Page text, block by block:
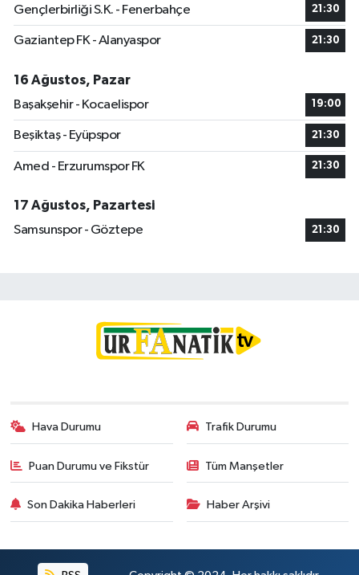
Gençlerbirliği S.K. - Fenerbahçe 21:30
Gaziantep FK - Alanyaspor 21:30
16 Ağustos, Pazar
Başakşehir - Kocaelispor
19:00
Beşiktaş - Eyüpspor 21:30
Amed - Erzurumspor FK 21:30
17 Ağustos, Pazartesi
Samsunspor - Göztepe
21:30
Hava Durumu Trafik Durumu
Puan Durumu ve Fikstür Tüm Manşetler
Son Dakika Haberleri Haber Arşivi